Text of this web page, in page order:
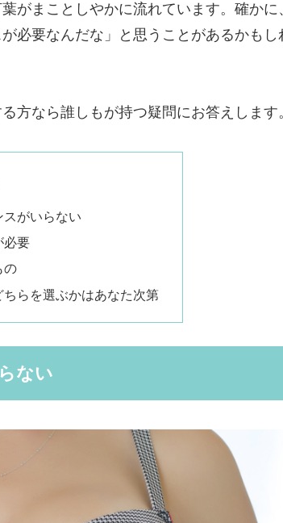
がまことしやかに流れています。確かに
必要なんだな」と思うことがあるかもし
方なら誰しもが持つ疑問にお答えします
がいらない
必要
の
らを選ぶかはあなた次第
ない